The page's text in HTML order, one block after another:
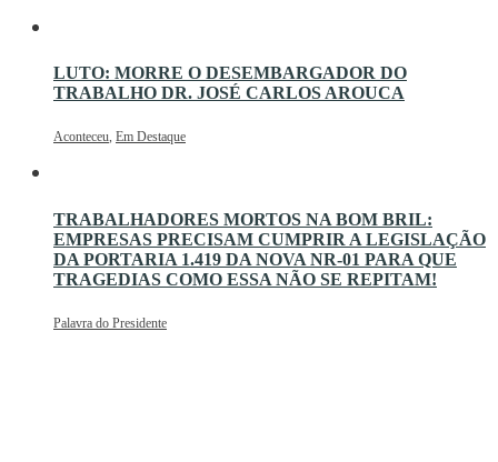
LUTO: MORRE O DESEMBARGADOR DO
TRABALHO DR. JOSÉ CARLOS AROUCA
Aconteceu, Em Destaque
TRABALHADORES MORTOS NA BOM BRIL:
EMPRESAS PRECISAM CUMPRIR A LEGISLAÇÃO
DA PORTARIA 1.419 DA NOVA NR-01 PARA QUE
TRAGEDIAS COMO ESSA NÃO SE REPITAM!
Palavra do Presidente